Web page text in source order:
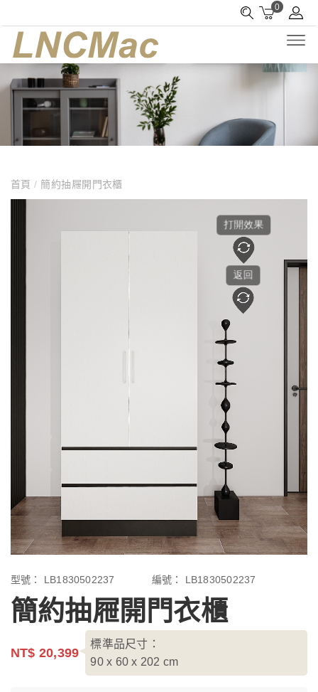
0
首頁/ 簡約抽屜開門衣櫃
型號： LB1830502237 編號： LB1830502237
簡約抽屜開門衣櫃
NT$ 20,399
標準品尺寸：
90 x 60 x 202 cm